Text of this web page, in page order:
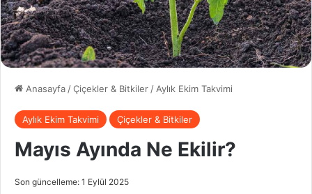
Anasayfa /Çiçekler & Bitkiler / Aylık Ekim Takvimi
Aylık Ekim Takvimi Çiçekler & Bitkiler
Mayıs Ayında Ne Ekilir?
Son güncelleme: 1 Eylül 2025